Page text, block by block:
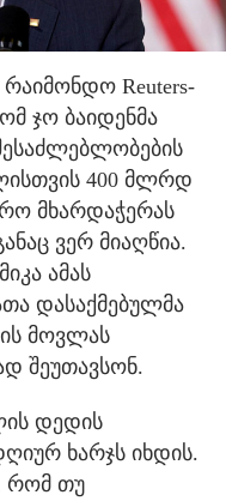
რაიმონდო Reuters-
ჯო ბაიდენმა
400 მლრდ
მხარდაჭერას
ვერ მიაღწია.
ამას
დასაქმებულმა
მოვლას
შეუთავსონ.
დედის
ხარჯს იხდის.
რომ თუ